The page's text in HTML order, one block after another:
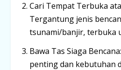
Cari Tempat Terbuka
Tergantung jenis
tsunami/banjir, terbuka
Bawa Tas Siaga Bencana:
penting dan kebutuhan